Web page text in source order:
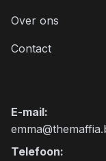
Over ons
Contact
E-mail:
Telefoon: